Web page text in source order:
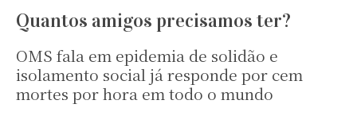
Quantos amigos precisamos ter?
OMS fala em epidemia de solidão e
isolamento social já responde por cem
mortes por hora em todo o mundo